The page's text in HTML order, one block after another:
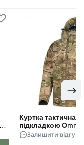
Куртка тактична
підкладкою Omni-
Мультикам
Залишити відгук